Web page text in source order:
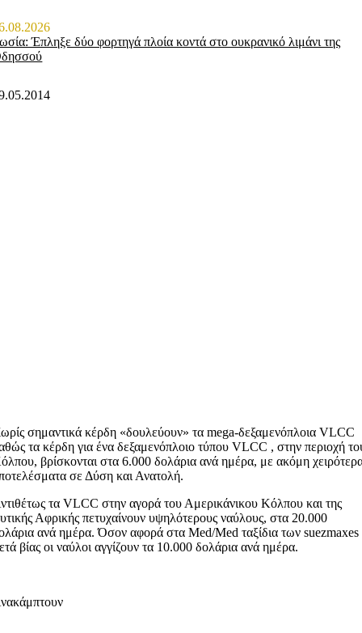
Έπληξε δύο φορτηγά πλοία κοντά στο ουκρανικό λιμάνι της
σημαντικά κέρδη «δουλεύουν» τα mega-δεξαμενόπλοια VLCC
τα κέρδη για ένα δεξαμενόπλοιο τύπου VLCC , στην περιοχή
βρίσκονται στα 6.000 δολάρια ανά ημέρα, με ακόμη
σε Δύση και Ανατολή.
τα VLCC στην αγορά του Αμερικάνικου Κόλπου και της
Αφρικής πετυχαίνουν υψηλότερους ναύλους, στα 20.000
ανά ημέρα. Όσον αφορά στα Med/Med ταξίδια των suezmaxes
βίας οι ναύλοι αγγίζουν τα 10.000 δολάρια ανά ημέρα.